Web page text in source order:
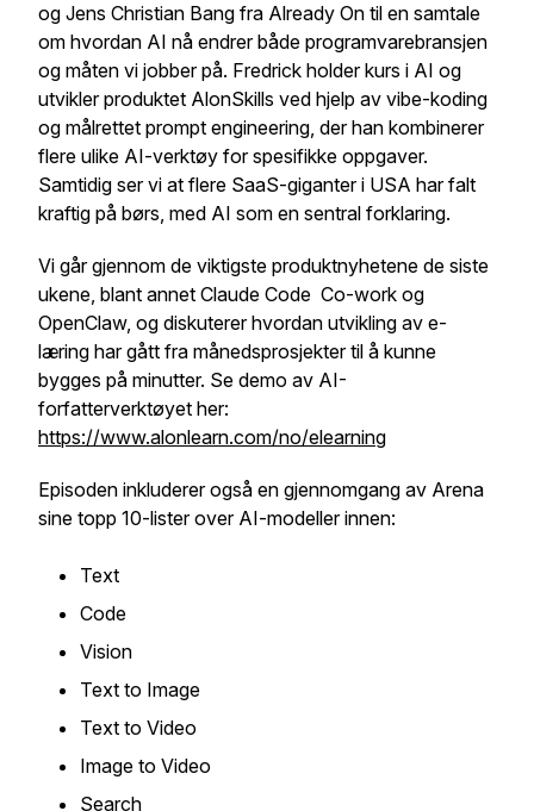
og Jens Christian Bang fra Already On til en samtale
om hvordan AI nå endrer både programvarebransjen
og måten vi jobber på. Fredrick holder kurs i AI og
utvikler produktet AlonSkills ved hjelp av vibe-koding
og målrettet prompt engineering, der han kombinerer
flere ulike AI-verktøy for spesifikke oppgaver.
Samtidig ser vi at flere SaaS-giganter i USA har falt
kraftig på børs, med AI som en sentral forklaring.
Vi går gjennom de viktigste produktnyhetene de siste
ukene, blant annet Claude Code Co-work og
OpenClaw, og diskuterer hvordan utvikling av e-
læring har gått fra månedsprosjekter til å kunne
bygges på minutter. Se demo av AI-
forfatterverktøyet her:
https://www.alonlearn.com/no/elearning
Episoden inkluderer også en gjennomgang av Arena
sine topp 10-lister over AI-modeller innen:
Text
Code
Vision
Text to Image
Text to Video
Image to Video
Search